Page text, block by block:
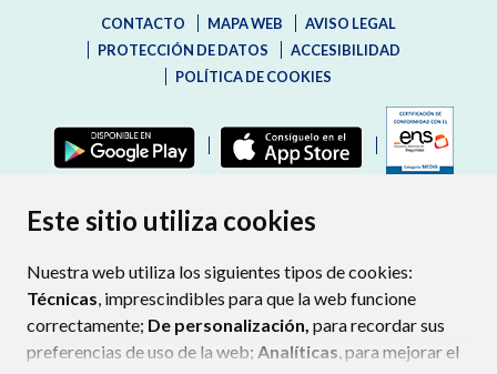
Este sitio utiliza cookies
Nuestra web utiliza los siguientes tipos de cookies:
Técnicas, imprescindibles para que la web funcione
correctamente; De personalización, para recordar sus
preferencias de uso de la web; Analíticas, para mejorar el
CONTACTO MAPA WEB
AVISO LEGAL
PROTECCIÓN DE DATOS
ACCESIBILIDAD
POLÍTICA DE COOKIES